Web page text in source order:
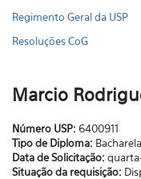
Regimento Geral da USP
Resoluções CoG
Marcio
Número USP: 6400911
Tipo de Diploma:
Data de Solicitação:
Situação da requisição: